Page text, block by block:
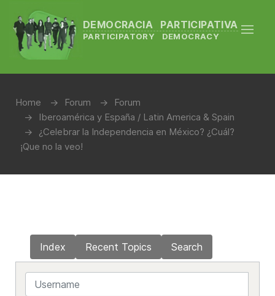
DEMOCRACIA PARTICIPATIVA
PARTICIPATORY DEMOCRACY
Home Forum
Forum
Iberoamérica y España / Latin America & Spain
¿Celebrar la Independencia en México? ¿Cuál?
¡Que no la veo!
Index Recent Topics Search
Username